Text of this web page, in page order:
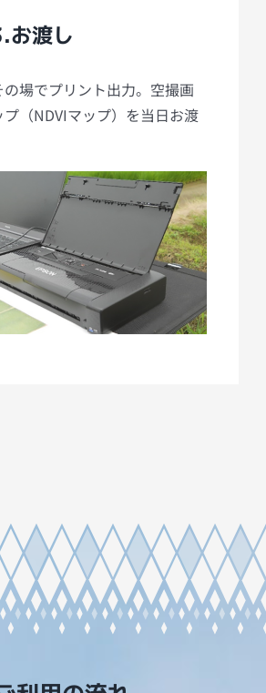
お渡し
場でプリント出力。空撮画
（NDVIマップ）を当日お渡